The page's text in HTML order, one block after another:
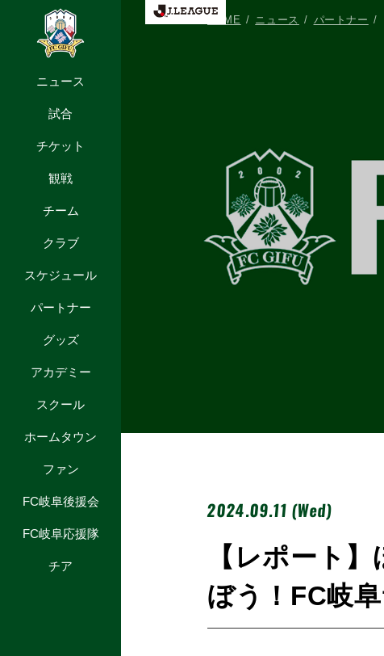
ニュース
試合
チケット
観戦
チーム
クラブ
スケジュール
パートナー
グッズ
アカデミー
スクール
ホームタウン
ファン
FC岐阜後援会
FC岐阜応援隊
チア
HOME ニュース パートナー
2024.09.11 (Wed)
【レポート
ぼう！FC岐